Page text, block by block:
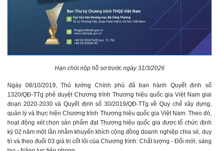
Hạn chót nộp hồ sơ trước ngày 31/3/2026
Ngày 08/10/2019, Thủ tướng Chính phủ đã ban hành Quyết định số
1320/QĐ-TTg phê duyệt Chương trình Thương hiệu quốc gia Việt Nam giai
đoạn 2020-2030 và Quyết định số 30/2019/QĐ-TTg về Quy chế xây dựng,
quản lý và thực hiện Chương trình Thương hiệu quốc gia Việt Nam. Theo đó,
hoạt động xét chọn sản phẩm đạt Thương hiệu quốc gia được tổ chức định
kỳ 02 năm một lần nhằm khuyến khích cộng đồng doanh nghiệp chia sẻ, duy
trì và theo đuổi 03 giá trị cốt lõi của Chương trình: Chất lượng - Đổi mới, sáng